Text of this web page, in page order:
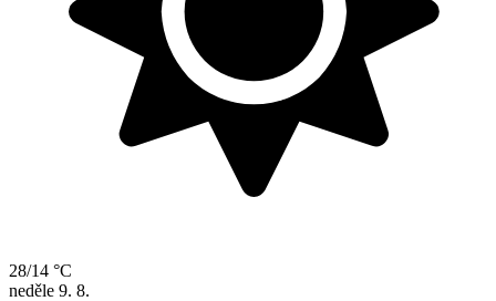
28/14 °C
neděle 9. 8.